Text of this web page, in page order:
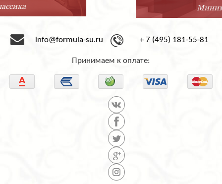
info@formula-su.ru + 7 (495) 181-55-81
Принимаем к оплате: